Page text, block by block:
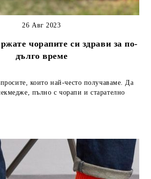
чорапите си здрави за по-
дълго време
26 Авг 2023
които най-често получаваме. Да
пълно с чорапи и старателно